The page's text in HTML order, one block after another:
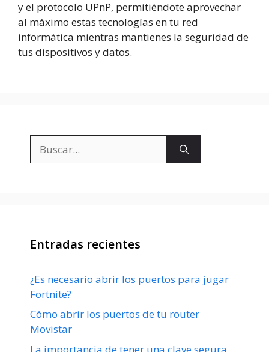
y el protocolo UPnP, permitiéndote aprovechar
al máximo estas tecnologías en tu red
informática mientras mantienes la seguridad de
tus dispositivos y datos.
Entradas recientes
¿Es necesario abrir los puertos para jugar
Fortnite?
Cómo abrir los puertos de tu router
Movistar
La importancia de tener una clave segura